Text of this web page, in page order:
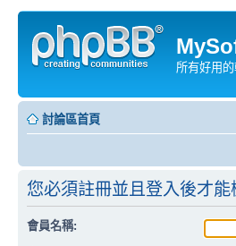
所有好用
討論區首頁
您必須註冊並且登入後才能
會員名稱: